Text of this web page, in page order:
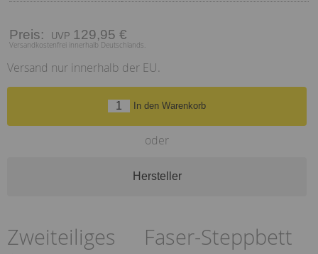
Preis: 129,95 €
Versandkostenfrei innerhalb Deutschlands.
Versand nur innerhalb der EU.
In den Warenkorb
oder
Hersteller
Zweiteiliges Faser-Steppbett